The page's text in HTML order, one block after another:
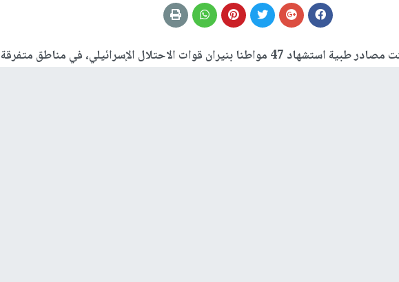
أعلنت مصادر طبية استشهاد 47 مواطنا بنيران قوات الاحتلال الإسرائيلي، في مناطق متفرقة